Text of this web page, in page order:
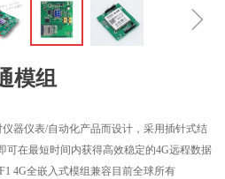
ꁇ
模组
器仪表/自动化产品而设计，采用插针式结
可在最短时间内获得高效稳定的4G远程数据
4G全嵌入式模组兼容目前全球所有